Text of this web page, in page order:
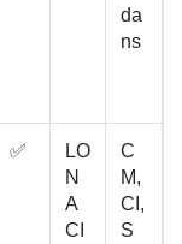
da
ns
✅
LO
N
A
CI
C
M,
CI,
S